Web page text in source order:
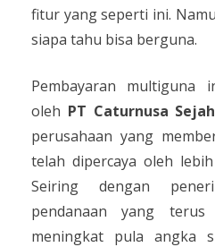
fitur yang seperti ini.
siapa tahu bisa berguna.
Pembayaran multiguna
oleh PT Caturnusa
perusahaan yang
telah dipercaya oleh
Seiring dengan
pendanaan yang terus
meningkat pula angka